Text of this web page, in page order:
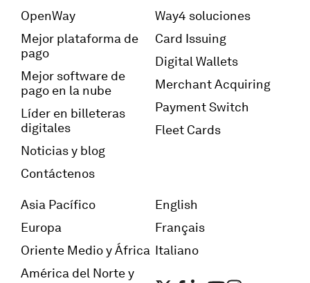
OpenWay
Mejor plataforma de
pago
Mejor software de
pago en la nube
Líder en billeteras
digitales
Noticias y blog
Contáctenos
Way4 soluciones
Card Issuing
Digital Wallets
Merchant Acquiring
Payment Switch
Fleet Cards
Asia Pacífico
Europa
Oriente Medio y África
América del Norte y
English
Français
Italiano